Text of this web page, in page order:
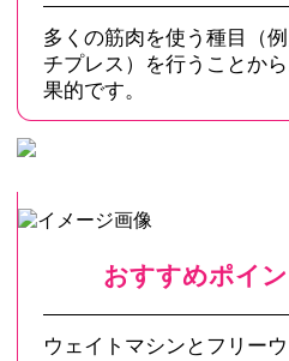
多くの筋肉を使う種目（
チプレス）を行うことか
果的です。
おすすめポイン
ウェイトマシンとフリー